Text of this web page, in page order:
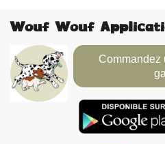
Wouf Wouf
Commandez